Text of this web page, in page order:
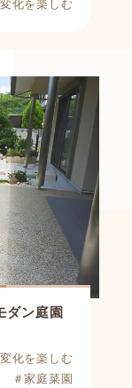
化を楽しむ
ダン庭園
化を楽しむ
＃家庭菜園